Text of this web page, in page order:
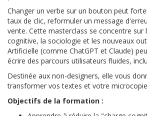
Changer un verbe sur un bouton peut
taux de clic, reformuler un message
vente. Cette masterclass se concentre sur
cognitive, la sociologie et les nouveaux
Artificielle (comme ChatGPT et Claude)
écrire des parcours utilisateurs fluides,
Destinée aux non-designers, elle vous
transformer vos textes et votre
Objectifs de la formation :